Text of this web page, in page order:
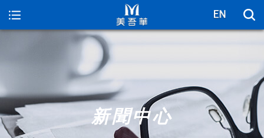
新聞中心